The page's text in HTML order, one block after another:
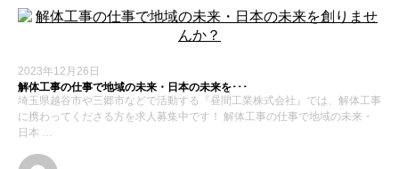
2023年12月26日
解体工事の仕事で地域の未来・日本の未来を･･･
埼玉県越谷市や三郷市などで活動する『昼間工業株式会社』では、解体工事
に携わってくださる方を求人募集中です！ 解体工事の仕事で地域の未来・
日本 …